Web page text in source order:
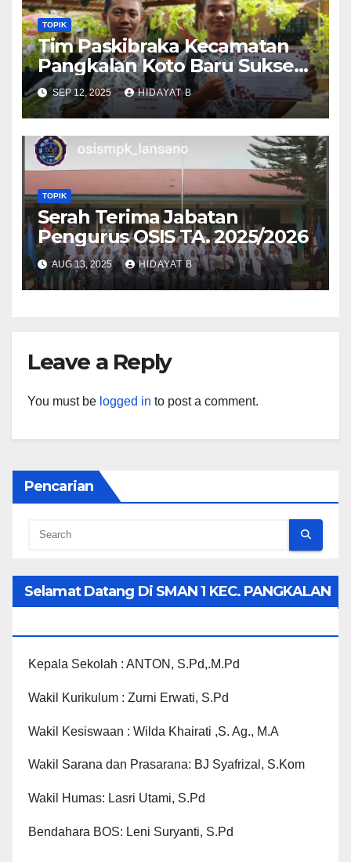
TOPIK
Tim Paskibraka Kecamatan
Pangkalan Koto Baru Sukses
Laksanakan Tugas pada
Upacara 17 Agustus 2025
SEP 12, 2025 HIDAYAT B
TOPIK
Serah Terima Jabatan
Pengurus OSIS TA. 2025/2026
AUG 13, 2025 HIDAYAT B
Leave a Reply
You must be logged in to post a comment.
Pencarian
Selamat Datang Di SMAN 1 KEC. PANGKALAN
Kepala Sekolah : ANTON, S.Pd,.M.Pd
Wakil Kurikulum : Zurni Erwati, S.Pd
Wakil Kesiswaan : Wilda Khairati ,S. Ag., M.A
Wakil Sarana dan Prasarana: BJ Syafrizal, S.Kom
Wakil Humas: Lasri Utami, S.Pd
Bendahara BOS: Leni Suryanti, S.Pd